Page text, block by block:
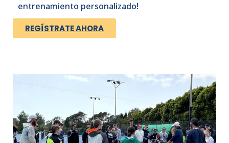
entrenamiento personalizado!
REGÍSTRATE AHORA